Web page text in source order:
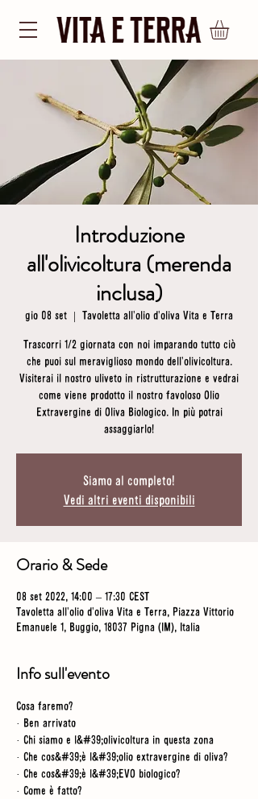
Introduzione
all'olivicoltura (merenda
inclusa)
gio 08 set
  |
Tavoletta all'olio d'oliva Vita e Terra
Trascorri 1/2 giornata con noi imparando tutto ciò
che puoi sul meraviglioso mondo dell'olivicoltura.
Visiterai il nostro uliveto in ristrutturazione e vedrai
come viene prodotto il nostro favoloso Olio
Extravergine di Oliva Biologico. In più potrai
assaggiarlo!
Siamo al completo!
Vedi altri eventi disponibili
Orario & Sede
08 set 2022, 14:00 – 17:30 CEST
Tavoletta all'olio d'oliva Vita e Terra, Piazza Vittorio
Emanuele 1, Buggio, 18037 Pigna (IM), Italia
Info sull'evento
Cosa faremo?
· Ben arrivato
· Chi siamo e l&#39;olivicoltura in questa zona
· Che cos&#39;è l&#39;olio extravergine di oliva?
· Che cos&#39;è l&#39;EVO biologico?
· Come è fatto?